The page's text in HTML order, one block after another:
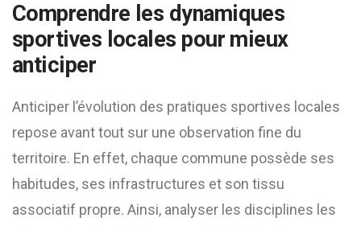
Comprendre les dynamiques
sportives locales pour mieux
anticiper
Anticiper l’évolution des pratiques sportives locales
repose avant tout sur une observation fine du
territoire. En effet, chaque commune possède ses
habitudes, ses infrastructures et son tissu
associatif propre. Ainsi, analyser les disciplines les